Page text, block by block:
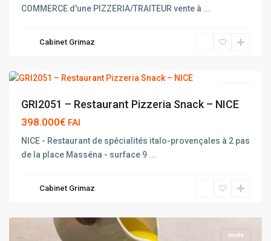
COMMERCE d'une PIZZERIA/TRAITEUR vente à ...
Cabinet Grimaz
GRI2051 – Restaurant Pizzeria Snack – NICE
398.000€ FAI
NICE - Restaurant de spécialités italo-provençales à 2 pas
de la place Masséna - surface 9 ...
Cabinet Grimaz
vente